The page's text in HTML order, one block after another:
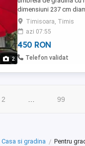
2
dimensiuni 237 cm
inaltime
Timisoara, Timis
azi 07:55
450 RON
Telefon validat
2 99
Casa si gradina Pentru